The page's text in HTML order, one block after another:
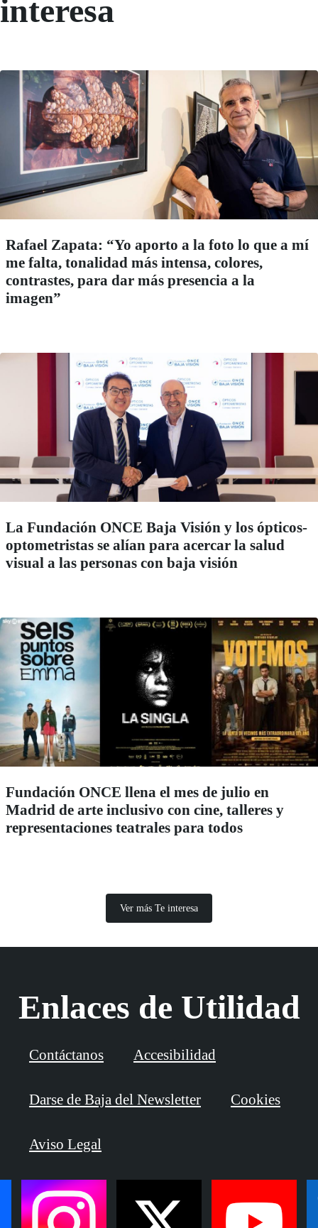
interesa
Rafael Zapata: “Yo aporto a la foto lo que a mí
me falta, tonalidad más intensa, colores,
contrastes, para dar más presencia a la
imagen”
La Fundación ONCE Baja Visión y los ópticos-
optometristas se alían para acercar la salud
visual a las personas con baja visión
Fundación ONCE llena el mes de julio en
Madrid de arte inclusivo con cine, talleres y
representaciones teatrales para todos
Ver más Te interesa
Enlaces de Utilidad
Contáctanos Accesibilidad
Darse de Baja del Newsletter Cookies
Aviso Legal